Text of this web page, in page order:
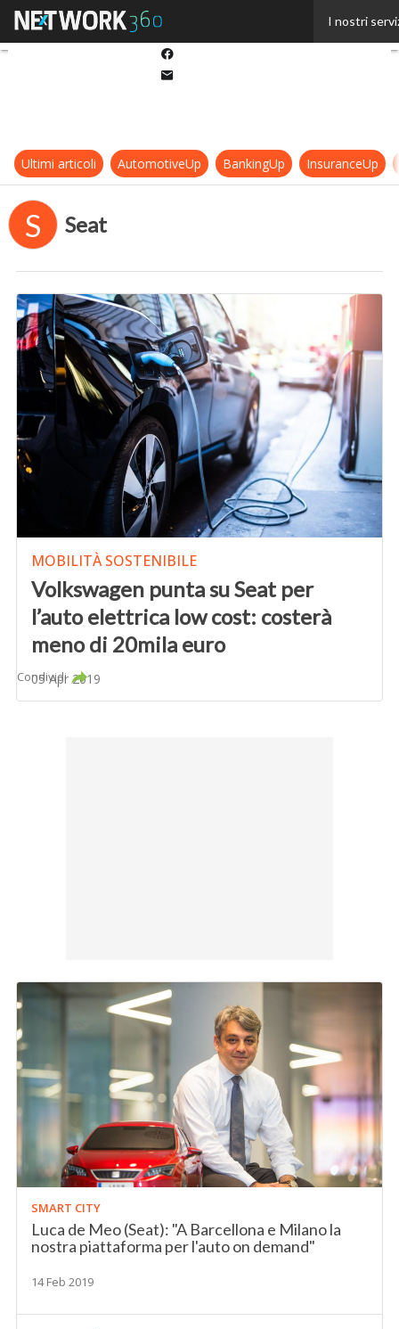
I nostri
Ultimi articoli AutomotiveUp BankingUp InsuranceUp
S Seat
MOBILITÀ SOSTENIBILE
Volkswagen punta su Seat per
l’auto elettrica low cost: costerà
meno di 20mila euro
05 Apr 2019
Condividi
SMART CITY
Luca de Meo (Seat): "A Barcellona e Milano la
nostra piattaforma per l'auto on demand"
14 Feb 2019